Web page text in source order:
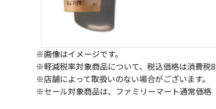
※画像はイメージです。
※軽減税率対象商品について、税込価格は消費税8
※店舗によって取扱いのない場合がございます。
※セール対象商品は、ファミリーマート通常価格